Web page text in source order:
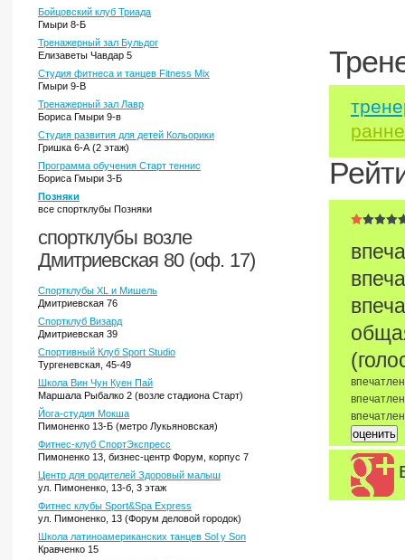
Бойцовский клуб Триада
Гмыри 8-Б
Тренажерный зал Бульдог
Елизаветы Чавдар 5
Студия фитнеса и танцев Fitness Mix
Гмыри 9-В
Тренажерный зал Лавр
Бориса Гмыри 9-в
Студия развития для детей Кольорики
Гришка 6-А (2 этаж)
Программа обучения Старт теннис
Бориса Гмыри 3-Б
Позняки
все спортклубы Позняки
спортклубы возле
Дмитриевская 80 (оф. 17)
Спортклубы XL и Мишель
Дмитриевская 76
Спортклуб Визард
Дмитриевская 39
Спортивный Клуб Sport Studio
Тургеневская, 45-49
Школа Вин Чун Куен Пай
Маршала Рыбалко 2 (возле стадиона Старт)
Йога-студия Мокша
Пимоненко 13-Б (метро Лукьяновская)
Фитнес-клуб СпортЭкспресс
Пимоненко 13, бизнес-центр Форум, корпус 7
Центр для родителей Здоровый малыш
ул. Пимоненко, 13-б, 3 этаж
Фитнес клубы Sport&Spa Express
ул. Пимоненко, 13 (Форум деловой городок)
Школа латиноамериканских танцев Sol y Son
Кравченко 15